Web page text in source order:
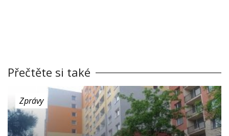
Přečtěte si také
Zprávy